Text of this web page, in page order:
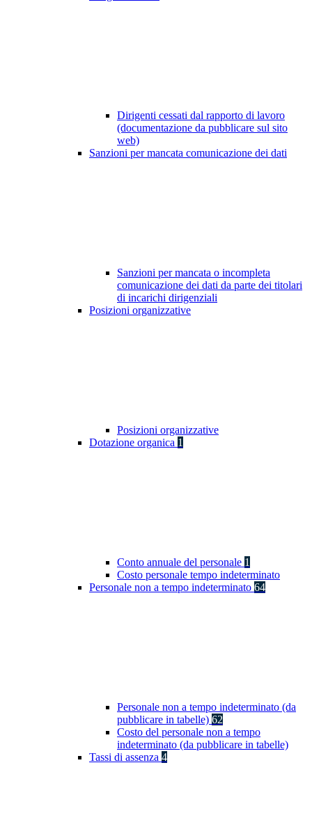
Dirigenti cessati dal rapporto di lavoro
(documentazione da pubblicare sul sito
web)
Sanzioni per mancata comunicazione dei dati
Sanzioni per mancata o incompleta
comunicazione dei dati da parte dei titolari
di incarichi dirigenziali
Posizioni organizzative
Posizioni organizzative
Dotazione organica 1
Conto annuale del personale 1
Costo personale tempo indeterminato
Personale non a tempo indeterminato 64
Personale non a tempo indeterminato (da
pubblicare in tabelle) 62
Costo del personale non a tempo
indeterminato (da pubblicare in tabelle)
Tassi di assenza 4